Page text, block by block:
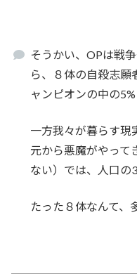
そうかい、OPは戦
ら、８体の自殺志願
ャンピオンの中の5%
一方我々が暮らす現
元から悪魔がやって
ない）では、人口の
たった８体なんて、